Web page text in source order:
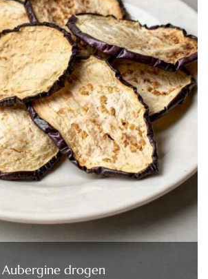
Aubergine drogen